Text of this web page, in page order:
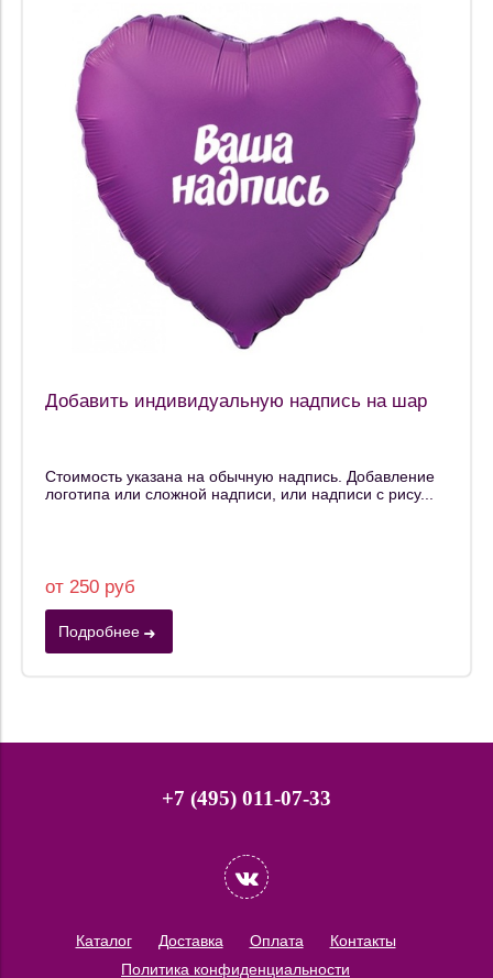
Добавить индивидуальную надпись на шар
Стоимость указана на обычную надпись. Добавление
логотипа или сложной надписи, или надписи с рису...
от 250 руб
Подробнее
+7 (495) 011-07-33
Каталог Доставка Оплата
Контакты
Политика конфиденциальности